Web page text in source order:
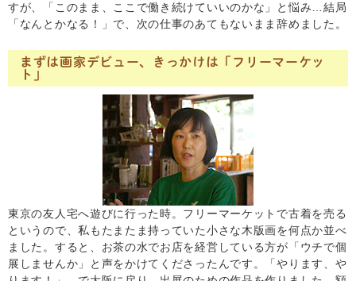
すが、「このまま、ここで働き続けていいのかな」と悩み…結局
「なんとかなる！」で、次の仕事のあてもないまま辞めました。
まずは画家デビュー、きっかけは「フリーマーケッ
ト」
東京の友人宅へ遊びに行った時。フリーマーケットで古着を売る
というので、私もたまたま持っていた小さな木版画を何点か並べ
ました。すると、お茶の水でお店を経営している方が「ウチで個
展しませんか」と声をかけてくださったんです。「やります、や